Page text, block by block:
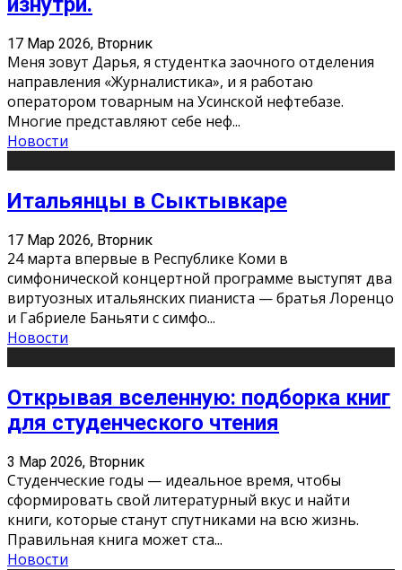
17 Мар 2026, Вторник
Меня зовут Дарья, я студентка заочного отделения
направления «Журналистика», и я работаю
оператором товарным на Усинской нефтебазе.
Многие представляют себе неф...
Новости
Итальянцы в Сыктывкаре
17 Мар 2026, Вторник
24 марта впервые в Республике Коми в
симфонической концертной программе выступят два
виртуозных итальянских пианиста — братья Лоренцо
и Габриеле Баньяти с симфо...
Новости
Открывая вселенную: подборка книг
для студенческого чтения
3 Мар 2026, Вторник
Студенческие годы — идеальное время, чтобы
сформировать свой литературный вкус и найти
книги, которые станут спутниками на всю жизнь.
Правильная книга может ста...
Новости